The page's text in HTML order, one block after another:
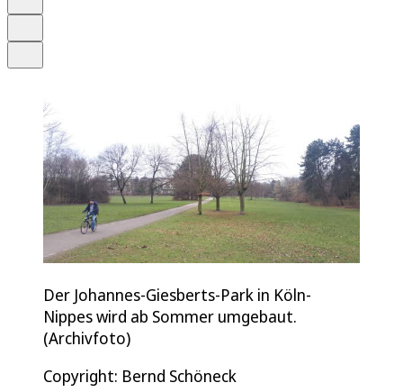
Der Johannes-Giesberts-Park in Köln-
Nippes wird ab Sommer umgebaut.
(Archivfoto)
Copyright: Bernd Schöneck